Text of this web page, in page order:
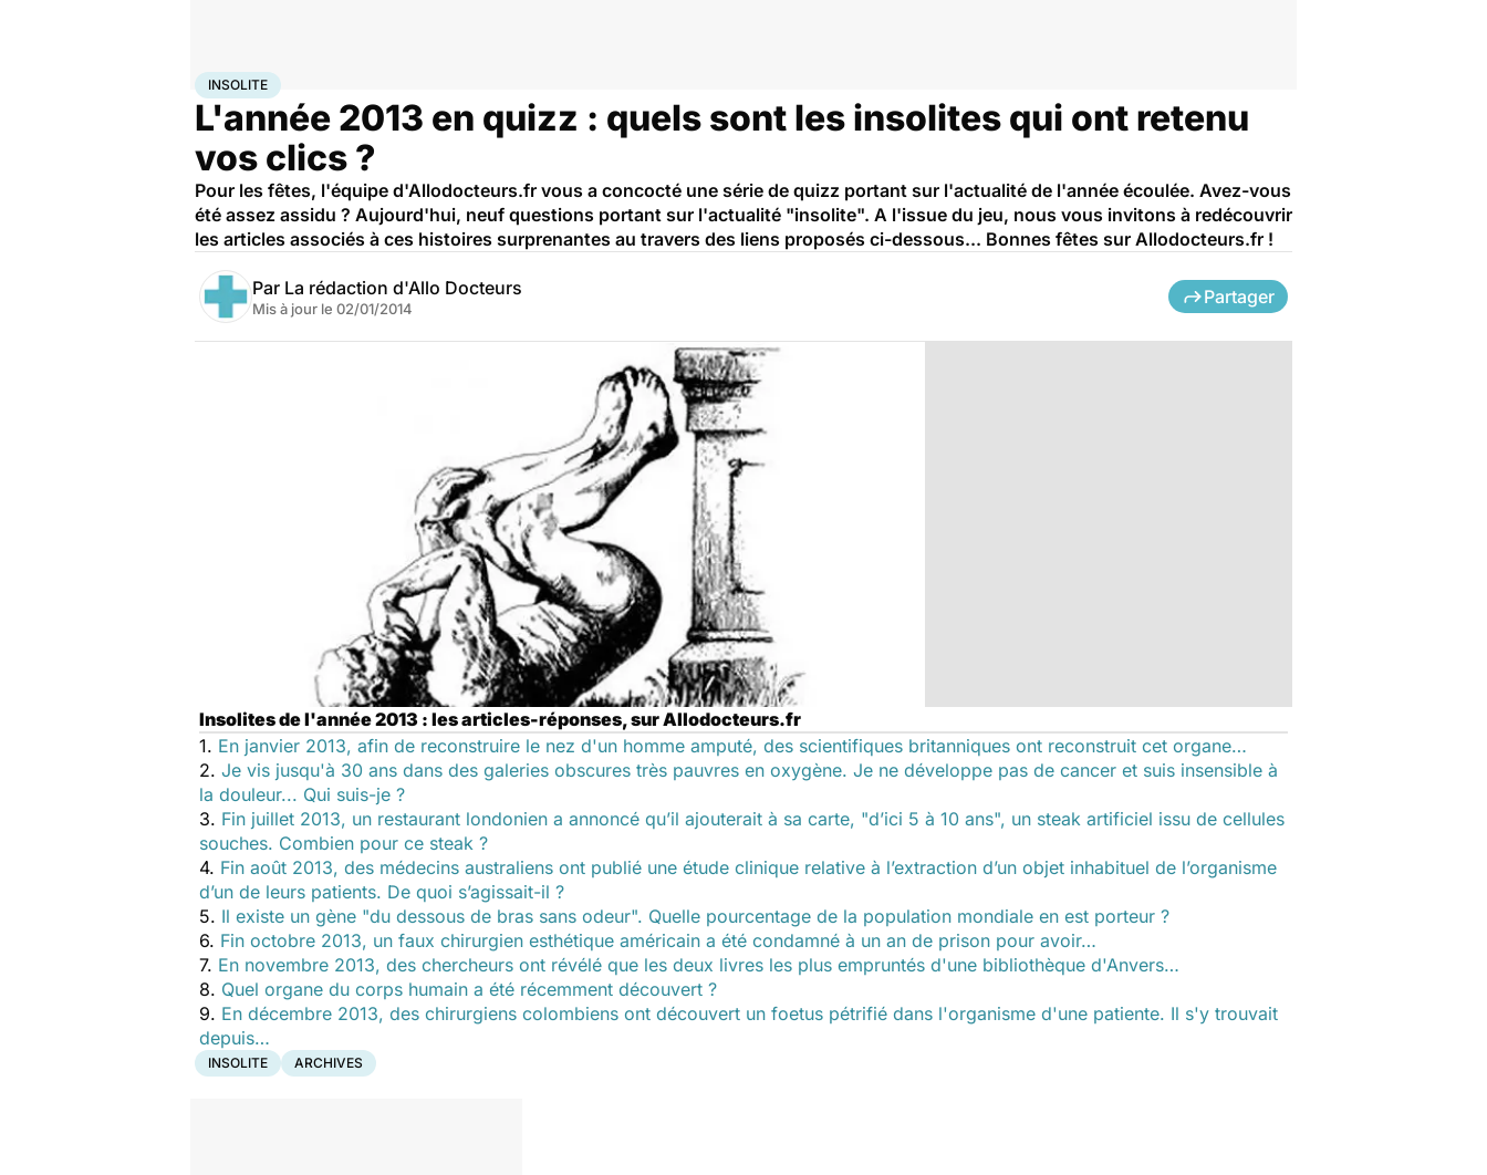
AccueilSantéInsolite
INSOLITE
L'année 2013 en quizz : quels sont les insolites qui ont retenu
vos clics ?
Pour les fêtes, l'équipe d'Allodocteurs.fr vous a concocté une série de quizz portant sur l'actualité de l'année écoulée. Avez-vous
été assez assidu ? Aujourd'hui, neuf questions portant sur l'actualité "insolite". A l'issue du jeu, nous vous invitons à redécouvrir
les articles associés à ces histoires surprenantes au travers des liens proposés ci-dessous... Bonnes fêtes sur Allodocteurs.fr !
Par La rédaction d'Allo Docteurs
Mis à jour le 02/01/2014
Partager
Insolites de l'année 2013 : les articles-réponses, sur Allodocteurs.fr
1. En janvier 2013, afin de reconstruire le nez d'un homme amputé, des scientifiques britanniques ont reconstruit cet organe…
2. Je vis jusqu'à 30 ans dans des galeries obscures très pauvres en oxygène. Je ne développe pas de cancer et suis insensible à
la douleur... Qui suis-je ?
3. Fin juillet 2013, un restaurant londonien a annoncé qu’il ajouterait à sa carte, "d’ici 5 à 10 ans", un steak artificiel issu de cellules
souches. Combien pour ce steak ?
4. Fin août 2013, des médecins australiens ont publié une étude clinique relative à l’extraction d’un objet inhabituel de l’organisme
d’un de leurs patients. De quoi s’agissait-il ?
5. Il existe un gène "du dessous de bras sans odeur". Quelle pourcentage de la population mondiale en est porteur ?
6. Fin octobre 2013, un faux chirurgien esthétique américain a été condamné à un an de prison pour avoir…
7. En novembre 2013, des chercheurs ont révélé que les deux livres les plus empruntés d'une bibliothèque d'Anvers…
8. Quel organe du corps humain a été récemment découvert ?
9. En décembre 2013, des chirurgiens colombiens ont découvert un foetus pétrifié dans l'organisme d'une patiente. Il s'y trouvait
depuis…
INSOLITE ARCHIVES